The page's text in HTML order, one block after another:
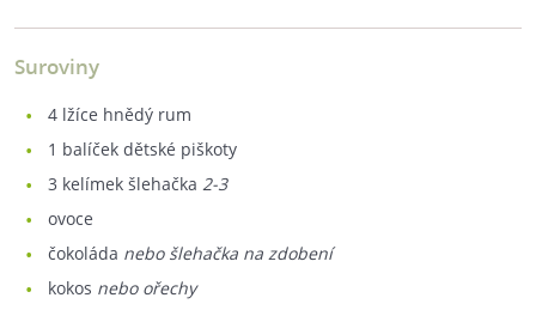
Suroviny
4 lžíce hnědý rum
1 balíček dětské piškoty
3 kelímek šlehačka 2-3
ovoce
čokoláda nebo šlehačka na zdobení
kokos nebo ořechy